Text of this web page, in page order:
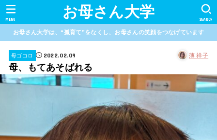
お母さん大学 SEARCH
MENU
お母さん大学は、“孤育て”をなくし、お母さんの笑顔をつなげています
母ゴコロ 2022.02.09 薄 祥子
母、もてあそばれる